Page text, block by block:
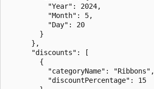
          "Year": 2024,
          "Month": 5,
          "Day": 20
        }
      },
      "discounts": [
        {
          "categoryName": "Ribbons",
          "discountPercentage": 15